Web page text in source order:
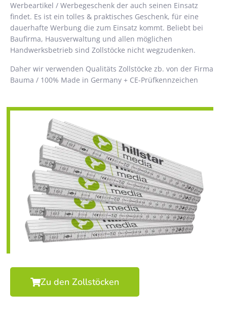
Werbeartikel / Werbegeschenk der auch seinen Einsatz
findet. Es ist ein tolles & praktisches Geschenk, für eine
dauerhafte Werbung die zum Einsatz kommt. Beliebt bei
Baufirma, Hausverwaltung und allen möglichen
Handwerksbetrieb sind Zollstöcke nicht wegzudenken.
Daher wir verwenden Qualitäts Zollstöcke zb. von der Firma
Bauma / 100% Made in Germany + CE-Prüfkennzeichen
Zu den Zollstöcken